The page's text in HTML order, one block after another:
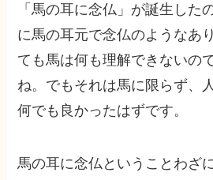
「馬の耳に念仏」が誕生した
に馬の耳元で念仏のようなあ
ても馬は何も理解できないの
ね。でもそれは馬に限らず、
何でも良かったはずです。
馬の耳に念仏ということわざ